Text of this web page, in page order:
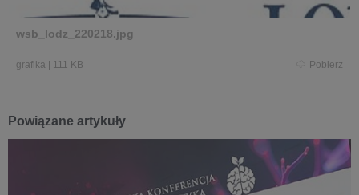
wsb_lodz_220218.jpg
grafika 111 KB Pobierz
Powiązane artykuły